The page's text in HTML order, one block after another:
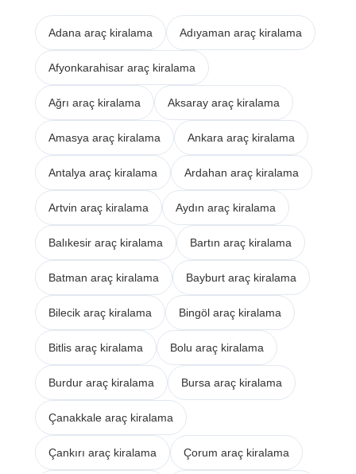
Adana araç kiralama Adıyaman araç kiralama
Afyonkarahisar araç kiralama
Ağrı araç kiralama Aksaray araç kiralama
Amasya araç kiralama Ankara araç kiralama
Antalya araç kiralama Ardahan araç kiralama
Artvin araç kiralama Aydın araç kiralama
Balıkesir araç kiralama Bartın araç kiralama
Batman araç kiralama Bayburt araç kiralama
Bilecik araç kiralama Bingöl araç kiralama
Bitlis araç kiralama Bolu araç kiralama
Burdur araç kiralama Bursa araç kiralama
Çanakkale araç kiralama
Çankırı araç kiralama Çorum araç kiralama